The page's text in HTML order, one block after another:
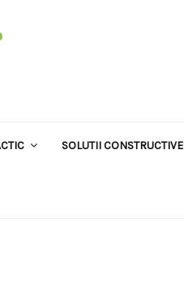
SOLUTII CONSTRUCTIVE